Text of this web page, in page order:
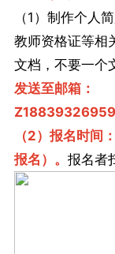
（1）制作个人
教师资格证等相
文档，不要一个
发送至邮箱：
（2）报名时间
报名）。 报名者